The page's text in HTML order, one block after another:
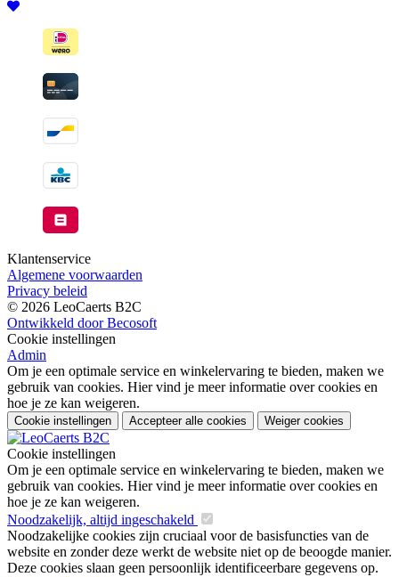
Klantenservice
Algemene voorwaarden
Privacy beleid
© 2026 LeoCaerts B2C
Ontwikkeld door Becosoft
Cookie instellingen
Admin
Om je een optimale service en winkelervaring te bieden, maken we
gebruik van cookies. Hier vind je meer informatie over cookies en
hoe je ze kan weigeren.
Cookie instellingen Accepteer alle cookies Weiger cookies
Cookie instellingen
Om je een optimale service en winkelervaring te bieden, maken we
gebruik van cookies. Hier vind je meer informatie over cookies en
hoe je ze kan weigeren.
Noodzakelijk, altijd ingeschakeld
Noodzakelijke cookies zijn cruciaal voor de basisfuncties van de
website en zonder deze werkt de website niet op de beoogde manier.
Deze cookies slaan geen persoonlijk identificeerbare gegevens op.